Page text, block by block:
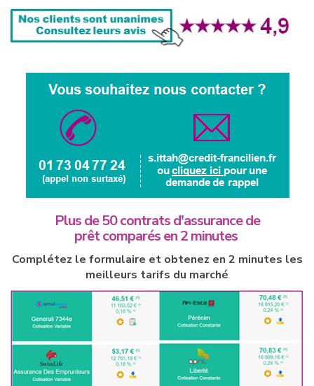
Plus de 50 contrats d'assurance de
prêt comparés en 2 minutes
Complétez le formulaire et obtenez en 2 minutes les
meilleurs tarifs du marché